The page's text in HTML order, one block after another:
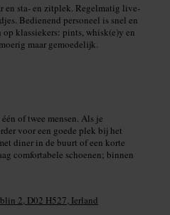
en sta- en zitplek. Regelmatig live-
Bedienend personeel is snel en
klassiekers: pints, whisk(e)y en
maar gemoedelijk.
of twee mensen. Als je
voor een goede plek bij het
diner in de buurt of een korte
comfortabele schoenen; binnen
2, D02 H527, Ierland